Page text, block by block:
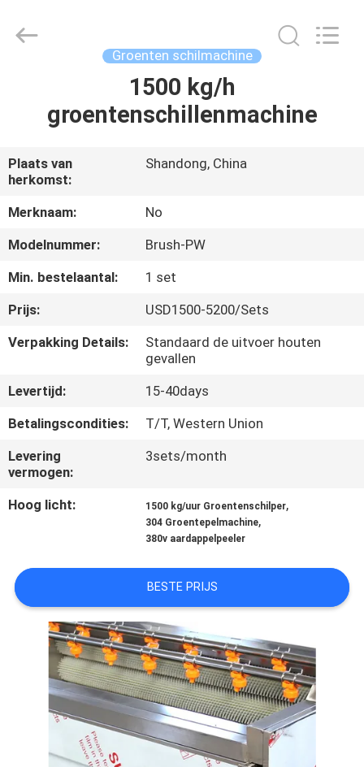
ONGEVEER
ONS
FABRIEKSREIS
KWALITEITSCONTROLE
CONTACTEER
ONS
NIEUWS
GEVALLEN
PRIVACY
POLICY
Groenten schilmachine
1500 kg/h
groentenschillenmachine
Plaats van
herkomst:
Shandong, China
Merknaam:
No
Modelnummer:
Brush-PW
Min. bestelaantal:
1 set
Prijs:
USD1500-5200/Sets
Verpakking Details:
Standaard de uitvoer houten
gevallen
Levertijd:
15-40days
Betalingscondities:
T/T, Western Union
Levering
vermogen:
3sets/month
Hoog licht: 1500 kg/uur Groentenschilper,
304 Groentepelmachine,
380v aardappelpeeler
BESTE PRIJS